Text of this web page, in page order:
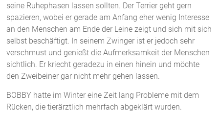
seine Ruhephasen lassen sollten. Der Terrier geht gern
spazieren, wobei er gerade am Anfang eher wenig Interesse
an den Menschen am Ende der Leine zeigt und sich mit sich
selbst beschäftigt. In seinem Zwinger ist er jedoch sehr
verschmust und genießt die Aufmerksamkeit der Menschen
sichtlich. Er kriecht geradezu in einen hinein und möchte
den Zweibeiner gar nicht mehr gehen lassen.
BOBBY hatte im Winter eine Zeit lang Probleme mit dem
Rücken, die tierärztlich mehrfach abgeklärt wurden.